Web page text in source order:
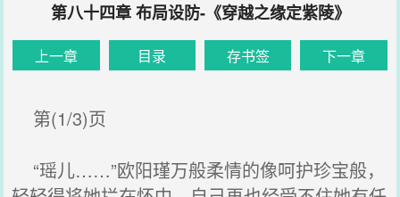
第八十四章 布局设防-《穿越之缘定紫陵》
上一章 目录 存书签 下一章
第(1/3)页
“瑶儿……”欧阳瑾万般柔情的像呵护珍宝般，